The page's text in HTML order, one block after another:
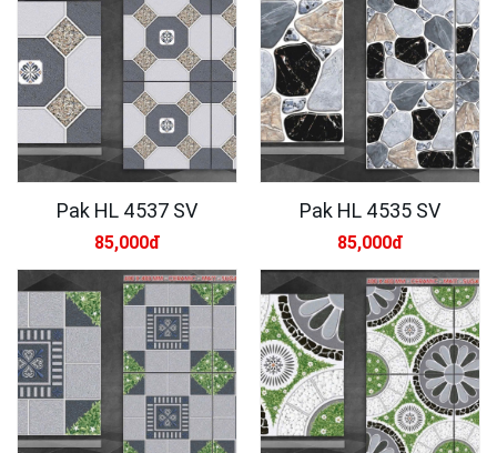
Pak HL 4537 SV
85,000đ
Pak HL 4535 SV
85,000đ